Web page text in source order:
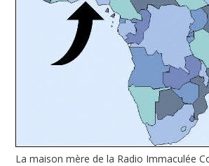
La maison mère de la Radio Immaculée